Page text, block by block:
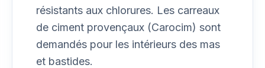
résistants aux chlorures. Les carreaux
de ciment provençaux (Carocim) sont
demandés pour les intérieurs des mas
et bastides.